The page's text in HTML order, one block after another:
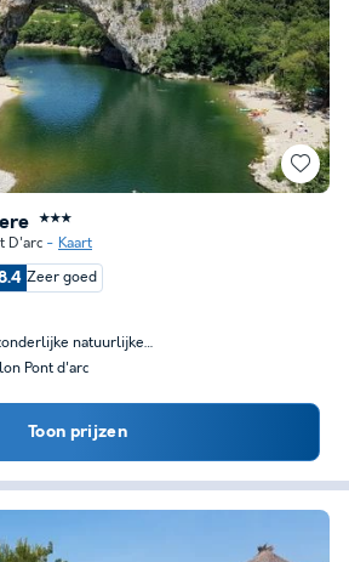
★★★
D'arc Kaart
Zeer goed
natuurlijke…
Pont d'arc
Toon prijzen